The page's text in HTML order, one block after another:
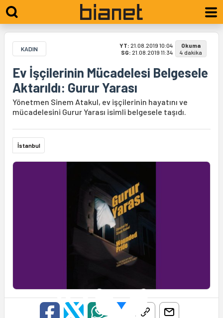
KADIN YT: 21.08.2019 10:04
SG: 21.08.2019 11:34
Okuma
4 dakika
Ev İşçilerinin Mücadelesi Belgesele
Aktarıldı: Gurur Yarası
Yönetmen Sinem Atakul, ev işçilerinin hayatını ve
mücadelesini Gurur Yarası isimli belgesele taşıdı.
İstanbul